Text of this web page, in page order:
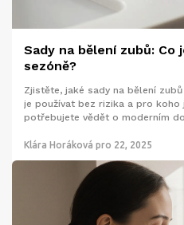
Sady na bělení zubů:
sezóně?
Zjistěte, jaké sady na bělení
je používat bez rizika a pro koho
potřebujete vědět o moderním
Klára Horáková pro 22, 2025